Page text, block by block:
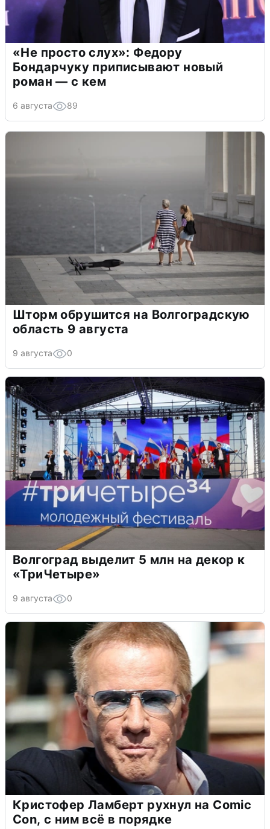
«Не просто слух»: Федору
Бондарчуку приписывают новый
роман — с кем
6 августа 89
Шторм обрушится на Волгоградскую
область 9 августа
9 августа 0
Волгоград выделит 5 млн на декор к
«ТриЧетыре»
9 августа 0
Кристофер Ламберт рухнул на Comic
Con, с ним всё в порядке